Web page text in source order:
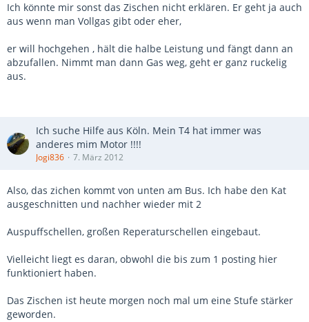
Ich könnte mir sonst das Zischen nicht erklären. Er geht ja auch
aus wenn man Vollgas gibt oder eher,
er will hochgehen , hält die halbe Leistung und fängt dann an
abzufallen. Nimmt man dann Gas weg, geht er ganz ruckelig
aus.
Ich suche Hilfe aus Köln. Mein T4 hat immer was
anderes mim Motor !!!!
Jogi836 7. März 2012
Also, das zichen kommt von unten am Bus. Ich habe den Kat
ausgeschnitten und nachher wieder mit 2
Auspuffschellen, großen Reperaturschellen eingebaut.
Vielleicht liegt es daran, obwohl die bis zum 1 posting hier
funktioniert haben.
Das Zischen ist heute morgen noch mal um eine Stufe stärker
geworden.